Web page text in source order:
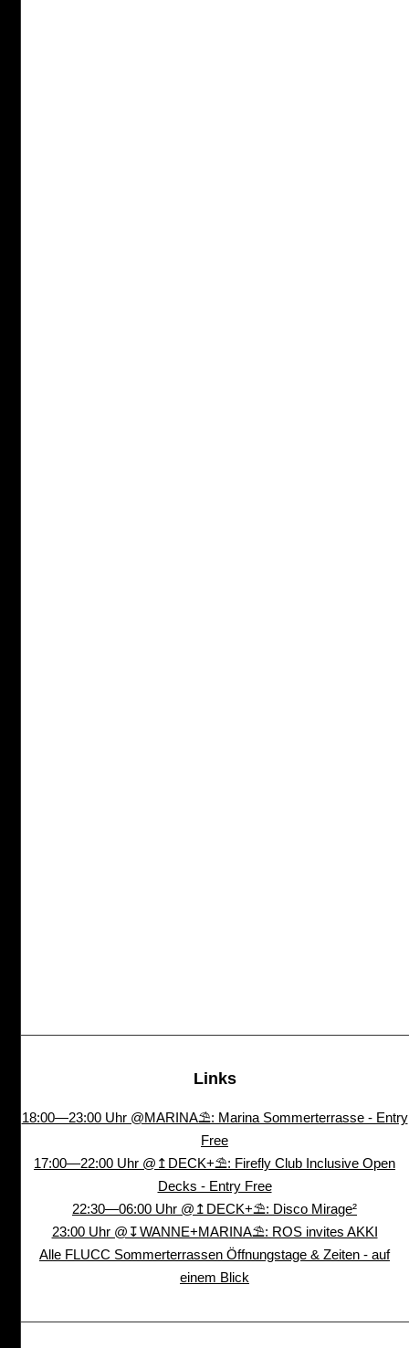
Links
18:00—23:00 Uhr @MARINA⛱: Marina Sommerterrasse - Entry
Free
17:00—22:00 Uhr @↥DECK+⛱: Firefly Club Inclusive Open
Decks - Entry Free
22:30—06:00 Uhr @↥DECK+⛱: Disco Mirage²
23:00 Uhr @↧WANNE+MARINA⛱: ROS invites AKKI
Alle FLUCC Sommerterrassen Öffnungstage & Zeiten - auf
einem Blick